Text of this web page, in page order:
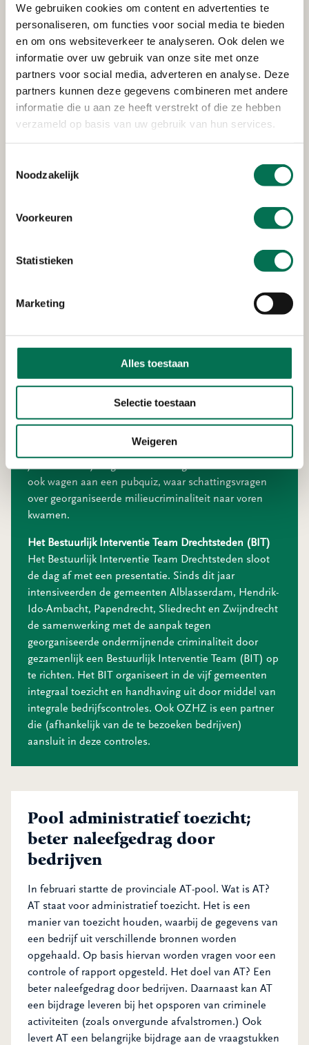
We gebruiken cookies om content en advertenties te
personaliseren, om functies voor social media te bieden
en om ons websiteverkeer te analyseren. Ook delen we
informatie over uw gebruik van onze site met onze
partners voor social media, adverteren en analyse. Deze
partners kunnen deze gegevens combineren met andere
informatie die u aan ze heeft verstrekt of die ze hebben
verzameld op basis van uw gebruik van hun services.
Noodzakelijk
Voorkeuren
Statistieken
Marketing
Alles toestaan
Selectie toestaan
Weigeren
herkennen
Eind september organiseerde OZHZ een training over
‘’bewustwording signalen van ondermijning’’. Wat is
ondermijning nu precies? Het is belangrijk dat we
alert zijn, weten hoe we signalen kunnen herkennen
in ons werk én weten waar we dit moeten melden.
expertisecentrum) trapte de middag af met een
presentatie, want wat is ondermijning nu eigenlijk?
Als criminelen gebruik maken van legale structuren,
bedrijven en diensten (de bovenwereld) voor hun
dan spreken we van ondermijning. Dit raakt de
veiligheid én leefbaarheid van onze samenleving. Een
ook OZHZ!) samenwerken, helpt bij het signaleren,
Aan de slag
De collega’s gingen vervolgens in teams uiteen om de
puzzels in een Escaperoom op te lossen. Daar was
een drugslab nagebouwd. Alle teams wisten op tijd te
ontsnappen en bespraken met elkaar welke signalen
ruimtes en chemische middelen die je niet zomaar in
ook wagen aan een pubquiz, waar schattingsvragen
over georganiseerde milieucriminaliteit naar voren
kwamen.
Het Bestuurlijk Interventie Team Drechtsteden (BIT)
Het Bestuurlijk Interventie Team Drechtsteden sloot
de dag af met een presentatie. Sinds dit jaar
intensiveerden de gemeenten Alblasserdam, Hendrik-
Ido-Ambacht, Papendrecht, Sliedrecht en Zwijndrecht
de samenwerking met de aanpak tegen
georganiseerde ondermijnende criminaliteit door
gezamenlijk een Bestuurlijk Interventie Team (BIT) op
te richten. Het BIT organiseert in de vijf gemeenten
integraal toezicht en handhaving uit door middel van
integrale bedrijfscontroles. Ook OZHZ is een partner
die (afhankelijk van de te bezoeken bedrijven)
aansluit in deze controles.
Pool administratief toezicht;
beter naleefgedrag door
bedrijven
In februari startte de provinciale AT-pool. Wat is AT?
AT staat voor administratief toezicht. Het is een
manier van toezicht houden, waarbij de gegevens van
een bedrijf uit verschillende bronnen worden
opgehaald. Op basis hiervan worden vragen voor een
controle of rapport opgesteld. Het doel van AT? Een
beter naleefgedrag door bedrijven. Daarnaast kan AT
een bijdrage leveren bij het opsporen van criminele
activiteiten (zoals onvergunde afvalstromen.) Ook
levert AT een belangrijke bijdrage aan de vraagstukken